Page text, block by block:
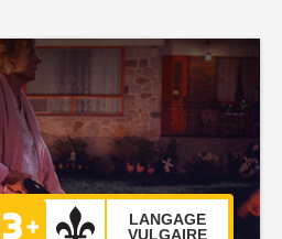
LANGAGE
VULGAIRE